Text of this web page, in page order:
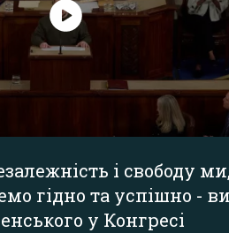
і свободу
гідно та успішно -
у Конгресі